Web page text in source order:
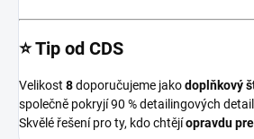
⭐ Tip od CDS
Velikost 8doporučujeme jakodoplňkový
společně pokryjí 90 % detailingových
Skvělé řešení pro ty, kdo chtějíopravdu